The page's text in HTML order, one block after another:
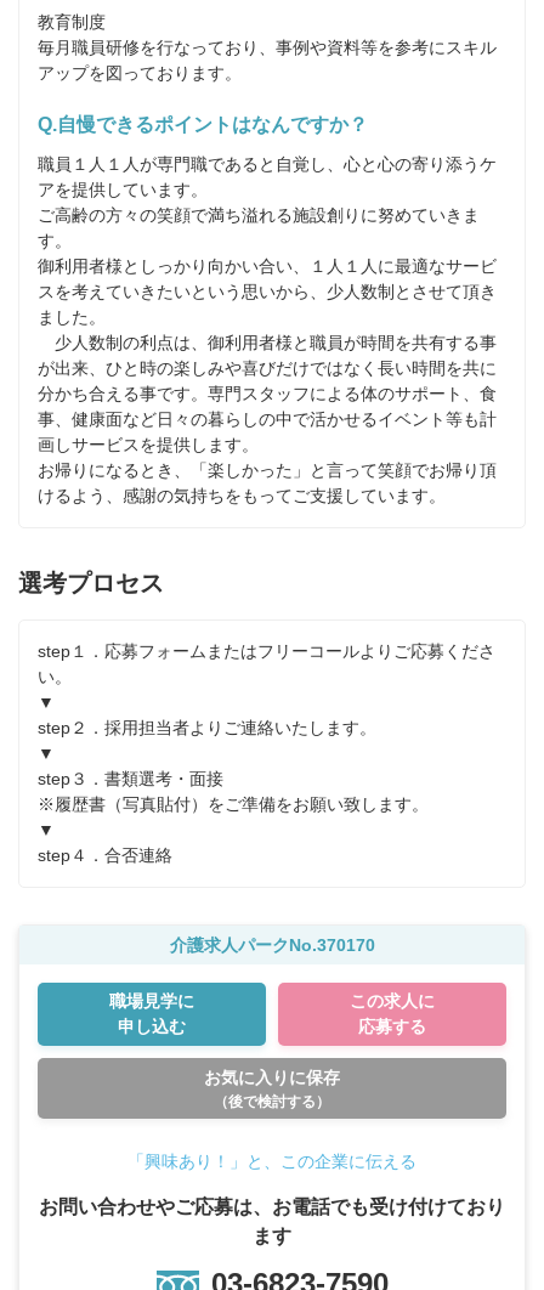
教育制度
毎月職員研修を行なっており、事例や資料等を参考にスキル
アップを図っております。
Q.自慢できるポイントはなんですか？
職員１人１人が専門職であると自覚し、心と心の寄り添うケ
アを提供しています。
ご高齢の方々の笑顔で満ち溢れる施設創りに努めていきま
す。
御利用者様としっかり向かい合い、１人１人に最適なサービ
スを考えていきたいという思いから、少人数制とさせて頂き
ました。
少人数制の利点は、御利用者様と職員が時間を共有する事
が出来、ひと時の楽しみや喜びだけではなく長い時間を共に
分かち合える事です。専門スタッフによる体のサポート、食
事、健康面など日々の暮らしの中で活かせるイベント等も計
画しサービスを提供します。
お帰りになるとき、「楽しかった」と言って笑顔でお帰り頂
けるよう、感謝の気持ちをもってご支援しています。
選考プロセス
step１．応募フォームまたはフリーコールよりご応募くださ
い。
▼
step２．採用担当者よりご連絡いたします。
▼
step３．書類選考・面接
※履歴書（写真貼付）をご準備をお願い致します。
▼
step４．合否連絡
介護求人パークNo.370170
職場見学に
申し込む
この求人に
応募する
お気に入りに保存
（後で検討する）
「興味あり！」と、この企業に伝える
お問い合わせやご応募は、お電話でも受け付けており
ます